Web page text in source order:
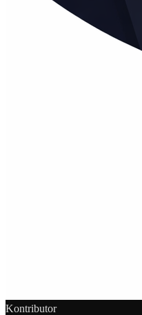
Kontributor